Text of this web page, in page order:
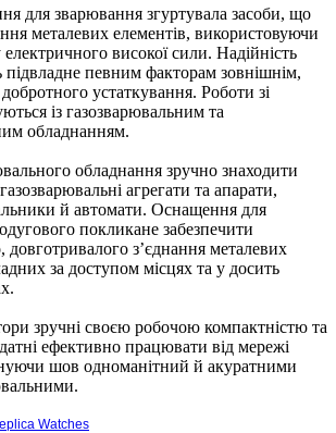
для зварювання згуртувала засоби, що
металевих елементів, використовуючи
електричного високої сили. Надійність
підвладне певним факторам зовнішнім,
устаткування. Роботи зі
із газозварювальним та
обладнанням.
обладнання зручно знаходити
агрегати та апарати,
й автомати. Оснащення для
покликане забезпечити
довготривалого з’єднання металевих
за доступом місцях та у досить
зручні своєю робочою компактністю та
ефективно працювати від мережі
шов одноманітний й акуратними
Watches